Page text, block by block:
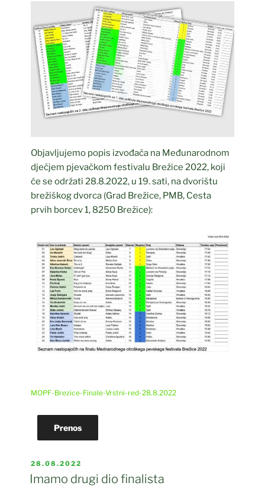
Objavljujemo popis izvođača na Međunarodnom
dječjem pjevačkom festivalu Brežice 2022, koji
će se održati 28.8.2022, u 19. sati, na dvorištu
brežiškog dvorca (Grad Brežice, PMB, Cesta
prvih borcev 1, 8250 Brežice):
MOPF-Brezice-Finale-Vrstni-red-28.8.2022
Prenos
POSTED
ON
28.08.2022
Imamo drugi dio finalista